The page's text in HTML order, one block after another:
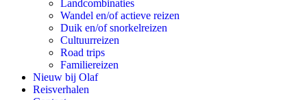
Landcombinaties
Wandel en/of actieve reizen
Duik en/of snorkelreizen
Cultuurreizen
Road trips
Familiereizen
Nieuw bij Olaf
Reisverhalen